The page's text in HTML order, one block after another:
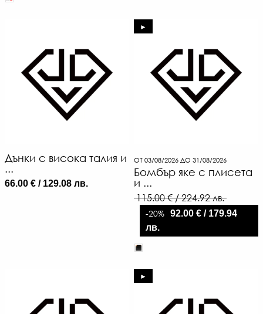
Дънки с висока талия и
...
66.00 € / 129.08 лв.
►
ОТ 03/08/2026 ДО 31/08/2026
Бомбър яке с плисета
и ...
115.00 € / 224.92 лв.
-20% 92.00 € / 179.94
лв.
►